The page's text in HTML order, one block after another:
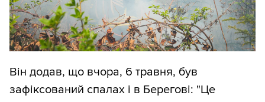
Він додав, що вчора, 6 травня, був
зафіксований спалах і в Берегові: "Це